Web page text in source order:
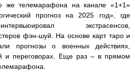
же телемарафона на канале «1+1»
прогноз на 2025 год», где
экстрасенсов,
фэн-шуй. На основе карт таро и
прогнозы о военных действиях,
и переговорах. Еще раз – в прямом